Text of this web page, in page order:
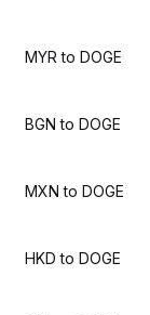
MYR to DOGE
BGN to DOGE
MXN to DOGE
HKD to DOGE